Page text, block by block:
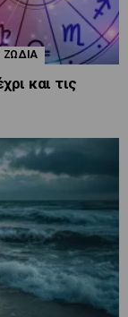
ΖΩΔΙΑ
και τις